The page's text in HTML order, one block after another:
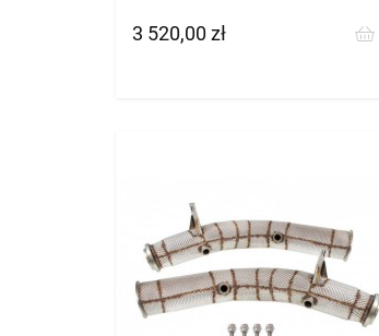
AMG
Cena
3 520,00 zł